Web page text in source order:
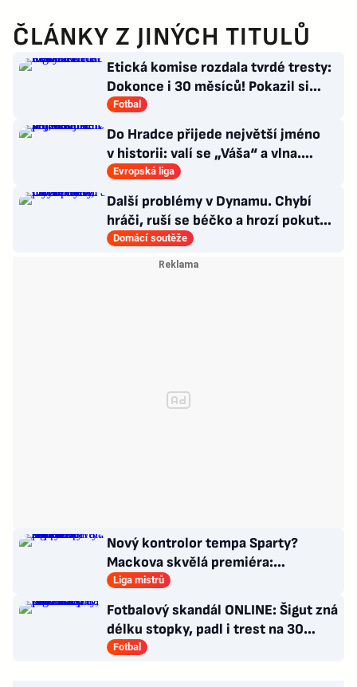
ČLÁNKY Z JINÝCH TITULŮ
Etická komise rozdala tvrdé tresty:
Dokonce i 30 měsíců! Pokazil si
Šigut kariéru?
Fotbal
Do Hradce přijede největší jméno
v historii: valí se „Váša“ a vlna.
Policie v pohotovosti
Evropská liga
Další problémy v Dynamu. Chybí
hráči, ruší se béčko a hrozí pokuta.
Co s trenéry?
Domácí soutěže
Nový kontrolor tempa Sparty?
Mackova skvělá premiéra:
nacvičený signál i chvála experta
Liga mistrů
Fotbalový skandál ONLINE: Šigut zná
délku stopky, padl i trest na 30
měsíců a pokuta 200 tisíc
Fotbal